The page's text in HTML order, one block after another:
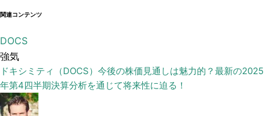
関連コンテンツ
DOCS
強気
ドキシミティ（DOCS）今後の株価見通しは魅力的？最新の2025
年第4四半期決算分析を通じて将来性に迫る！